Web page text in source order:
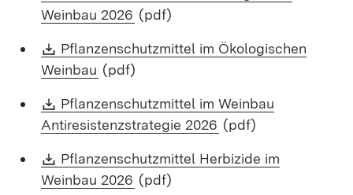
Weinbau 2026 (Öffnet in neuem Fenster)
(pdf)
Download:
Pflanzenschutzmittel im Ökologischen
Weinbau (Öffnet in neuem Fenster)
(pdf)
Download:
Pflanzenschutzmittel im Weinbau
Antiresistenzstrategie 2026 (Öffnet in neuem
(pdf)
Download:
Pflanzenschutzmittel Herbizide im
Weinbau 2026 (Öffnet in neuem Fenster)
(pdf)